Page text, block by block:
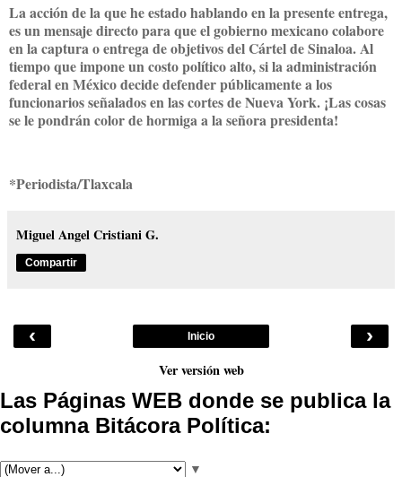
La acción de la que he estado hablando en la presente entrega,
es un mensaje directo para que el gobierno mexicano colabore
en la captura o entrega de objetivos del Cártel de Sinaloa. Al
tiempo que impone un costo político alto, si la administración
federal en México decide defender públicamente a los
funcionarios señalados en las cortes de Nueva York. ¡Las cosas
se le pondrán color de hormiga a la señora presidenta!
*Periodista/Tlaxcala
Miguel Angel Cristiani G.
Compartir
‹ ›
Inicio
Ver versión web
Las Páginas WEB donde se publica la
columna Bitácora Política:
▼